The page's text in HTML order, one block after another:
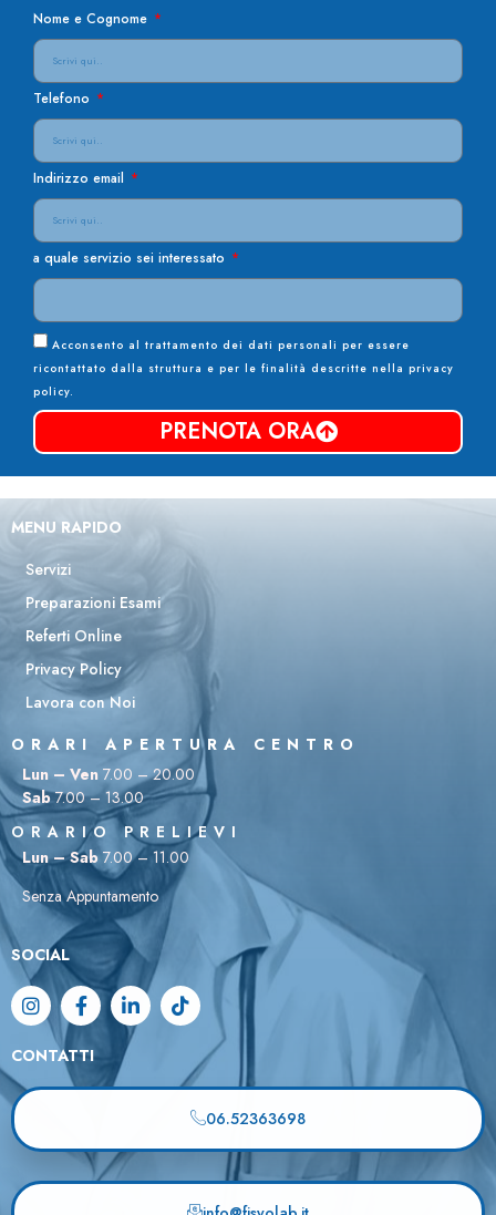
Nome e Cognome
Telefono
Indirizzo email
a quale servizio sei interessato
Acconsento al trattamento dei dati personali per essere
ricontattato dalla struttura e per le finalità descritte nella privacy
policy.
PRENOTA ORA
MENU RAPIDO
Servizi
Preparazioni Esami
Referti Online
Privacy Policy
Lavora con Noi
ORARI APERTURA CENTRO
Lun – Ven 7.00 – 20.00
Sab7.00 – 13.00
ORARIO PRELIEVI
Lun – Sab 7.00 – 11.00
Senza Appuntamento
SOCIAL
CONTATTI
06.52363698